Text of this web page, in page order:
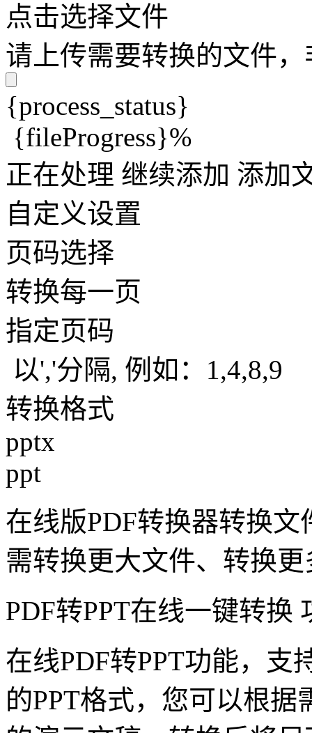
点击选择文件
请上传需要转换的文件
{process_status}
{fileProgress}%
正在处理 继续添加 添加
自定义设置
页码选择
转换每一页
指定页码
以','分隔, 例如：1,4,8,9
转换格式
pptx
ppt
在线版PDF转换器转换
需转换更大文件、转换
PDF转PPT在线一键转换
在线PDF转PPT功能，支
的PPT格式，您可以根据